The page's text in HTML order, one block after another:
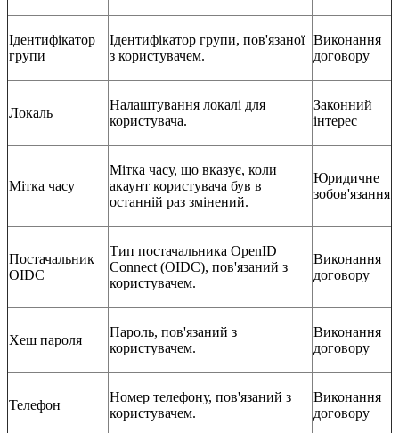
Ідентифікатор
групи
Ідентифікатор групи, пов'язаної
з користувачем.
Виконання
договору
Локаль
Налаштування локалі для
користувача.
Законний
інтерес
Мітка часу
Мітка часу, що вказує, коли
акаунт користувача був в
останній раз змінений.
Юридичне
зобов'язання
Постачальник
OIDC
Тип постачальника OpenID
Connect (OIDC), пов'язаний з
користувачем.
Виконання
договору
Хеш пароля
Пароль, пов'язаний з
користувачем.
Виконання
договору
Телефон
Номер телефону, пов'язаний з
користувачем.
Виконання
договору